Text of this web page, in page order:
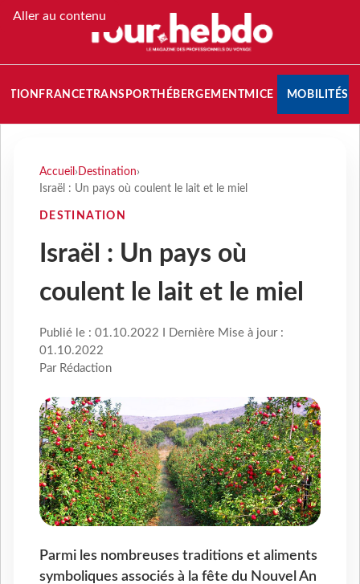
Aller au contenu
FRANCETRANSPORT HÉBERGEMENTMICE MOBILITÉS
Accueil › Destination›
Israël : Un pays où coulent le lait et le miel
DESTINATION
Israël : Un pays où
coulent le lait et le miel
Publié le : 01.10.2022 I Dernière Mise à jour :
01.10.2022
Par Rédaction
Parmi les nombreuses traditions et aliments
symboliques associés à la fête du Nouvel An